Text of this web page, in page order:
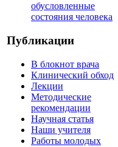
обусловленные
состояния человека
Публикации
В блокнот врача
Клинический обход
Лекции
Методические
рекомендации
Научная статья
Наши учителя
Работы молодых